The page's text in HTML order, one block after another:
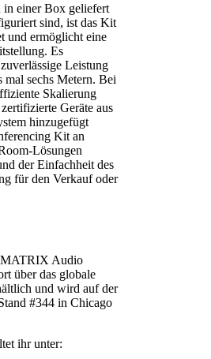
in einer Box geliefert
sind, ist das Kit
und ermöglicht eine
Es
Leistung
mal sechs Metern. Bei
Skalierung
Geräte aus
hinzugefügt
Kit an
Lösungen
der Einfachheit des
für den Verkauf oder
Audio
über das globale
und wird auf der
#344 in Chicago
ihr unter: